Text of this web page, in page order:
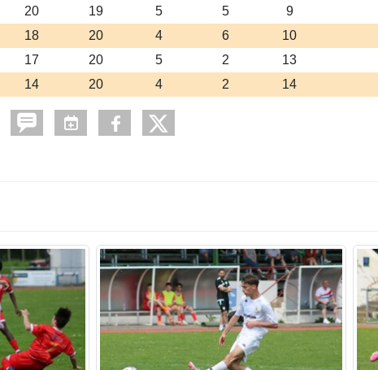
20 19 5 5 9
18 20 4 6 10
17 20 5 2 13
14 20 4 2 14